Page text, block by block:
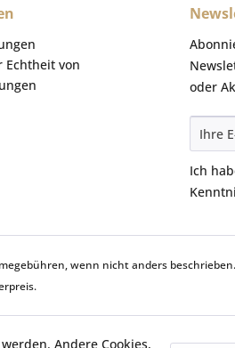
Echtheit von
oder
Ich
wenn nicht anders beschrieben.
Andere Cookies,